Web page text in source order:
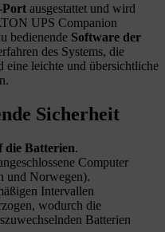
Port ausgestattet und wird
UPS Companion
bedienende Software der
des Systems, die
eine leichte und übersichtliche
Sicherheit
die Batterien.
Computer
und Norwegen).
Intervallen
wodurch die
Batterien